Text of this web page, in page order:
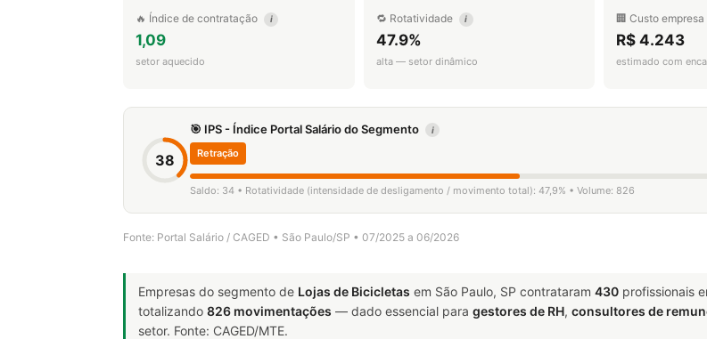
🔥 Índice de contratação i
1,09
setor aquecido
🔁 Rotatividade i
47.9%
alta — setor dinâmico
🏢 Custo empresa
R$ 4.243
estimado com
38
🎯 IPS - Índice Portal Salário do Segmento i
Retração
Saldo: 34 • Rotatividade (intensidade de desligamento / movimento total): 47,9% • Volume: 826
Fonte: Portal Salário / CAGED • São Paulo/SP • 07/2025 a 06/2026
Empresas do segmento de Lojas de Bicicletas em São Paulo, SP contrataram 430 profissionais
totalizando 826 movimentações — dado essencial para gestores de RH, consultores de
setor. Fonte: CAGED/MTE.